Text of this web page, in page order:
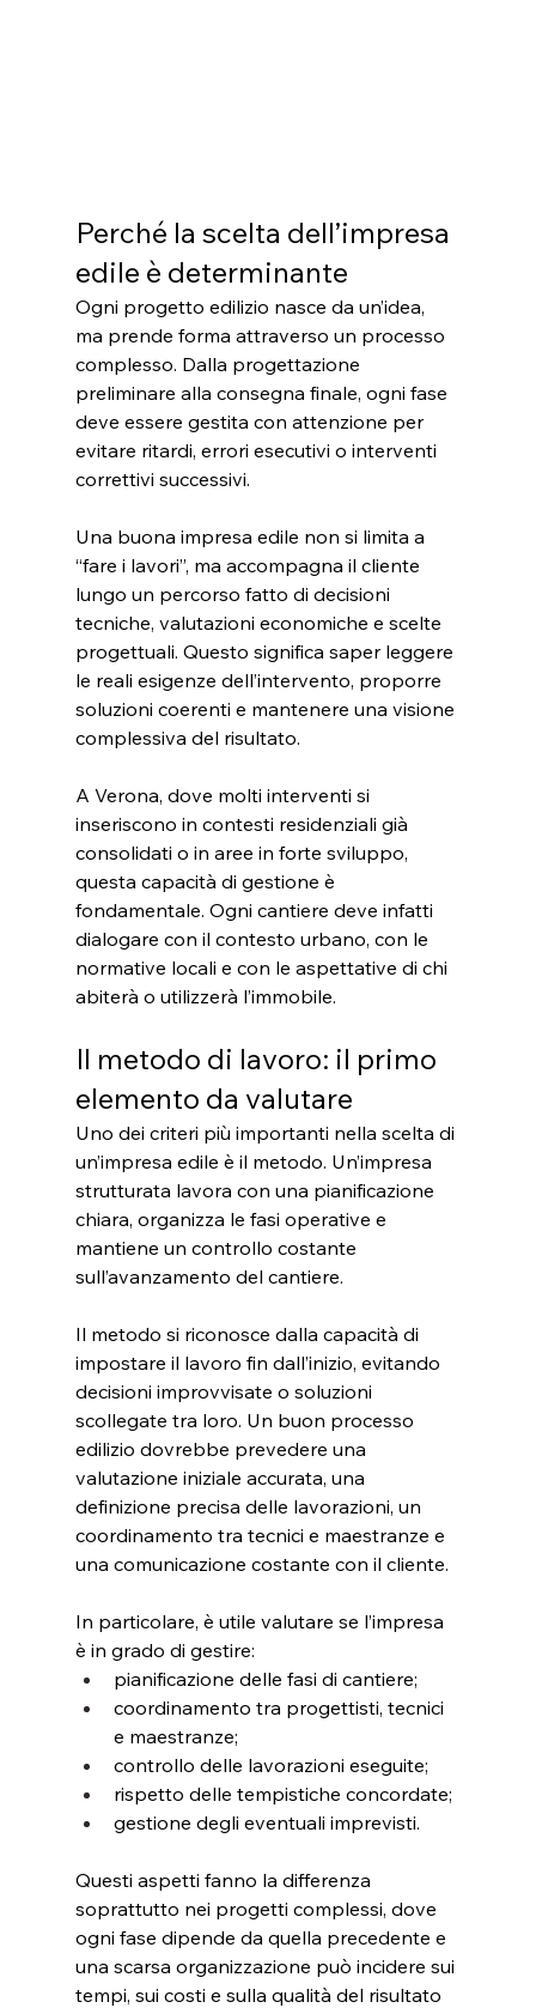
Perché la scelta dell’impresa
edile è determinante
Ogni progetto edilizio nasce da un’idea,
ma prende forma attraverso un processo
complesso. Dalla progettazione
preliminare alla consegna finale, ogni fase
deve essere gestita con attenzione per
evitare ritardi, errori esecutivi o interventi
correttivi successivi.
Una buona impresa edile non si limita a
“fare i lavori”, ma accompagna il cliente
lungo un percorso fatto di decisioni
tecniche, valutazioni economiche e scelte
progettuali. Questo significa saper leggere
le reali esigenze dell’intervento, proporre
soluzioni coerenti e mantenere una visione
complessiva del risultato.
A Verona, dove molti interventi si
inseriscono in contesti residenziali già
consolidati o in aree in forte sviluppo,
questa capacità di gestione è
fondamentale. Ogni cantiere deve infatti
dialogare con il contesto urbano, con le
normative locali e con le aspettative di chi
abiterà o utilizzerà l’immobile.
Il metodo di lavoro: il primo
elemento da valutare
Uno dei criteri più importanti nella scelta di
un’impresa edile è il metodo. Un’impresa
strutturata lavora con una pianificazione
chiara, organizza le fasi operative e
mantiene un controllo costante
sull’avanzamento del cantiere.
Il metodo si riconosce dalla capacità di
impostare il lavoro fin dall’inizio, evitando
decisioni improvvisate o soluzioni
scollegate tra loro. Un buon processo
edilizio dovrebbe prevedere una
valutazione iniziale accurata, una
definizione precisa delle lavorazioni, un
coordinamento tra tecnici e maestranze e
una comunicazione costante con il cliente.
In particolare, è utile valutare se l’impresa
è in grado di gestire:
pianificazione delle fasi di cantiere;
coordinamento tra progettisti, tecnici
e maestranze;
controllo delle lavorazioni eseguite;
rispetto delle tempistiche concordate;
gestione degli eventuali imprevisti.
Questi aspetti fanno la differenza
soprattutto nei progetti complessi, dove
ogni fase dipende da quella precedente e
una scarsa organizzazione può incidere sui
tempi, sui costi e sulla qualità del risultato